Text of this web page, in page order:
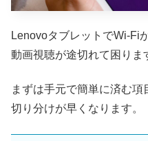
LenovoタブレットでWi-Fi
動画視聴が途切れて困りま
まずは手元で簡単に済む
切り分けが早くなります。